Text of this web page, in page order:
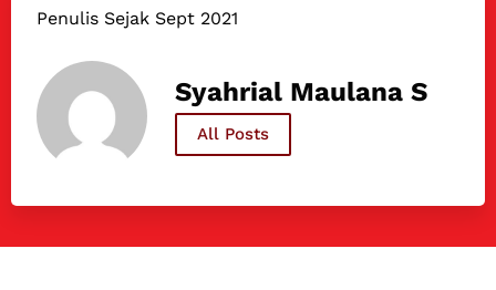
Penulis Sejak Sept 2021
Syahrial Maulana S
All Posts